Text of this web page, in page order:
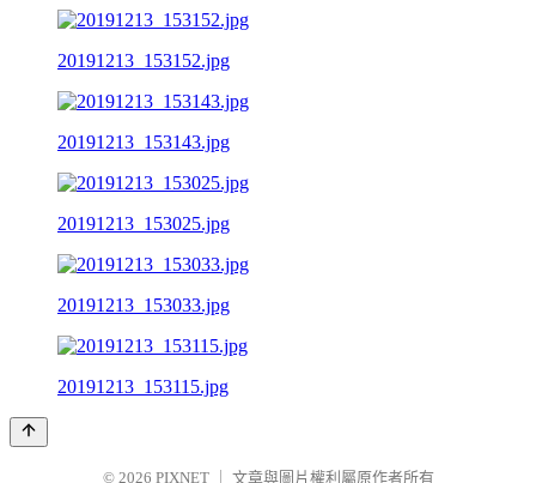
20191213_153152.jpg
20191213_153143.jpg
20191213_153025.jpg
20191213_153033.jpg
20191213_153115.jpg
© 2026 PIXNET 文章與圖片權利屬原作者所有